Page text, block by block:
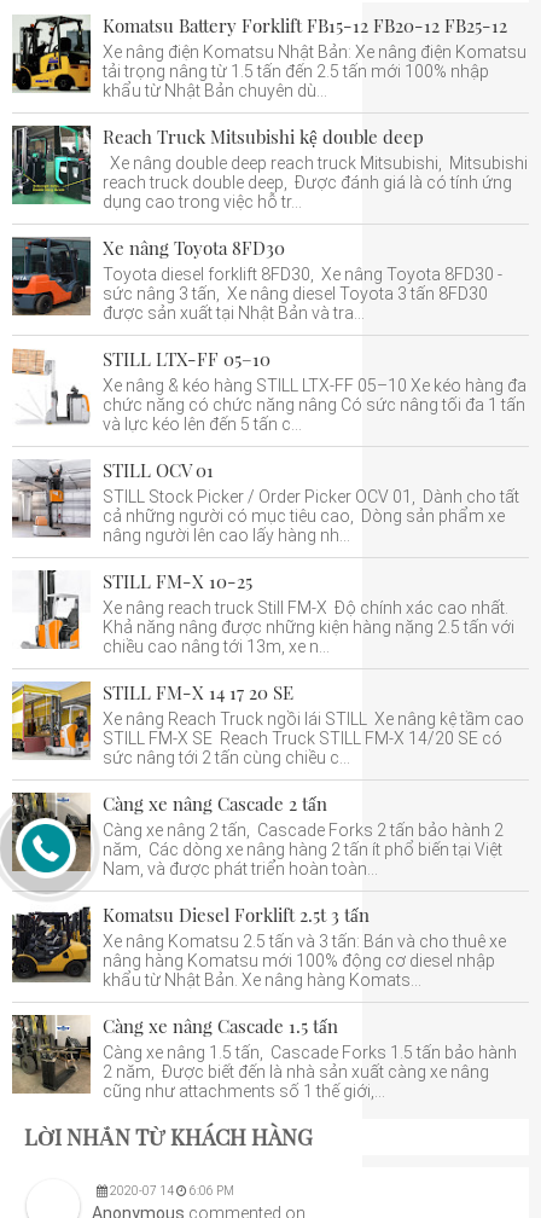
Komatsu Battery Forklift FB15-12 FB20-12 FB25-12
Xe nâng điện Komatsu Nhật Bản: Xe nâng điện Komatsu
tải trọng nâng từ 1.5 tấn đến 2.5 tấn mới 100% nhập
khẩu từ Nhật Bản chuyên dù...
Reach Truck Mitsubishi kệ double deep
Xe nâng double deep reach truck Mitsubishi, Mitsubishi
reach truck double deep, Được đánh giá là có tính ứng
dụng cao trong việc hỗ tr...
Xe nâng Toyota 8FD30
Toyota diesel forklift 8FD30, Xe nâng Toyota 8FD30 -
sức nâng 3 tấn, Xe nâng diesel Toyota 3 tấn 8FD30
được sản xuất tại Nhật Bản và tra...
STILL LTX-FF 05–10
Xe nâng & kéo hàng STILL LTX-FF 05–10 Xe kéo hàng đa
chức năng có chức năng nâng Có sức nâng tối đa 1 tấn
và lực kéo lên đến 5 tấn c...
STILL OCV 01
STILL Stock Picker / Order Picker OCV 01, Dành cho tất
cả những người có mục tiêu cao, Dòng sản phẩm xe
nâng người lên cao lấy hàng nh...
STILL FM-X 10-25
Xe nâng reach truck Still FM-X Độ chính xác cao nhất.
Khả năng nâng được những kiện hàng nặng 2.5 tấn với
chiều cao nâng tới 13m, xe n...
STILL FM-X 14 17 20 SE
Xe nâng Reach Truck ngồi lái STILL Xe nâng kệ tầm cao
STILL FM-X SE Reach Truck STILL FM-X 14/20 SE có
sức nâng tới 2 tấn cùng chiều c...
Càng xe nâng Cascade 2 tấn
Càng xe nâng 2 tấn, Cascade Forks 2 tấn bảo hành 2
năm, Các dòng xe nâng hàng 2 tấn ít phổ biến tại Việt
Nam, và được phát triển hoàn toàn...
Komatsu Diesel Forklift 2.5t 3 tấn
Xe nâng Komatsu 2.5 tấn và 3 tấn: Bán và cho thuê xe
nâng hàng Komatsu mới 100% động cơ diesel nhập
khẩu từ Nhật Bản. Xe nâng hàng Komats...
Càng xe nâng Cascade 1.5 tấn
Càng xe nâng 1.5 tấn, Cascade Forks 1.5 tấn bảo hành
2 năm, Được biết đến là nhà sản xuất càng xe nâng
cũng như attachments số 1 thế giới,...
LỜI NHẮN TỪ KHÁCH HÀNG
Anonymous commented on
2020-07 14 6:06 PM